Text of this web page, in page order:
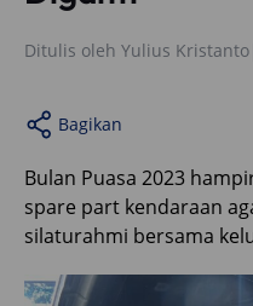
Ditulis oleh Yulius Kristanto
Bagikan
Bulan Puasa 2023
spare part kendaraan
silaturahmi bersama